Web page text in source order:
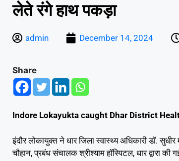
लेते रंगे हाथ पकड़ा
admin December 14, 2024
Share
Indore Lokayukta caught Dhar District
इंदौर लोकायुक्त ने धार जिला स्वास्थ्य अधिकारी डॉ.
चौहान, प्रबंध संचालक श्रीश्याम हॉस्पिटल, धार द्वारा की